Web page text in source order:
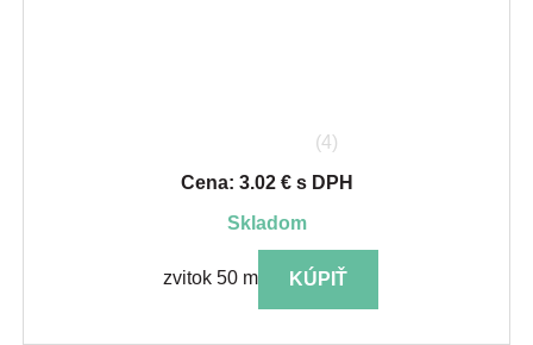
(4)
Cena: 3.02 € s DPH
skladom
zvitok 50 m KÚPIŤ